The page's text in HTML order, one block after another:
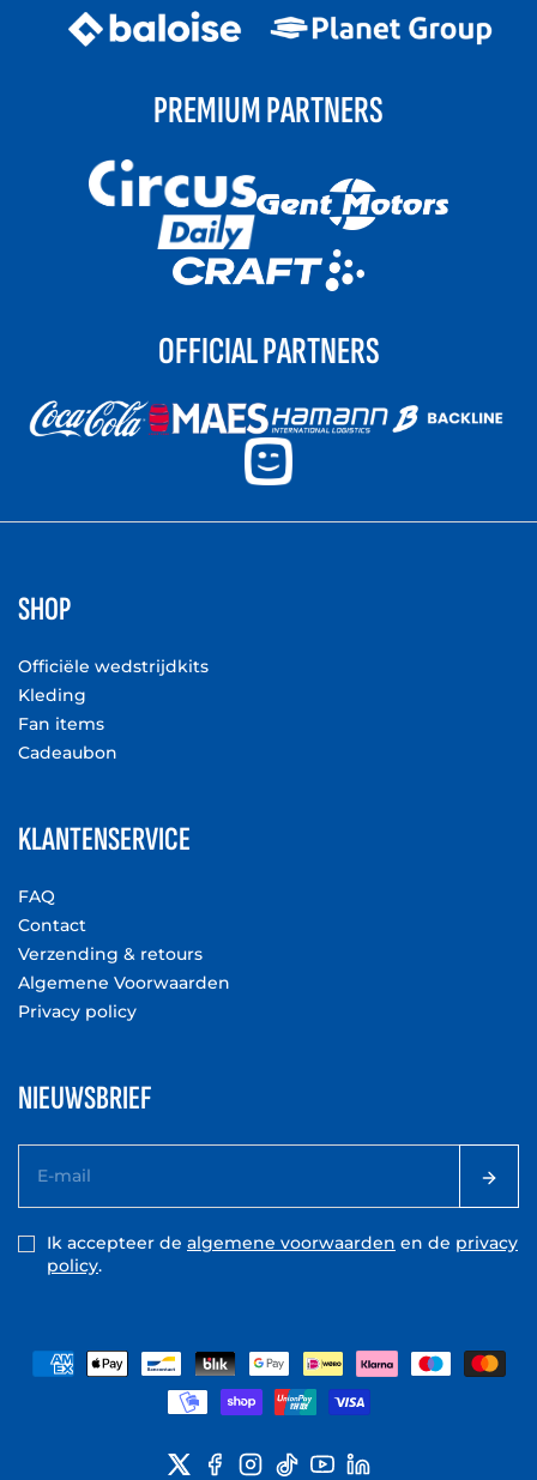
PREMIUM PARTNERS
OFFICIAL PARTNERS
SHOP
Officiële wedstrijdkits
Kleding
Fan items
Cadeaubon
KLANTENSERVICE
FAQ
Contact
Verzending & retours
Algemene Voorwaarden
Privacy policy
NIEUWSBRIEF
Ik accepteer de algemene voorwaarden en de privacy
policy.
X FACEBOOK
INSTAGRAM
TIKTOKYOUTUBELINKEDIN